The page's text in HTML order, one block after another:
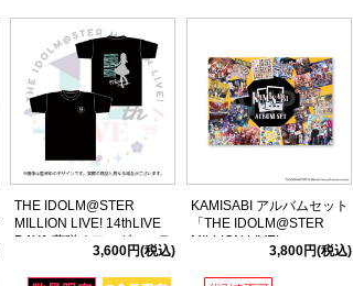
THE IDOLM@STER
MILLION LIVE! 14thLIVE
DAY1 夢咲くワンダーミラ
ージュ 公式Tシャツ 【徳川
まつり】 Mサイズ
3,600円(税込)
KAMISABI アルバムセット
「THE IDOLM@STER
MILLION LIVE!」
3,800円(税込)